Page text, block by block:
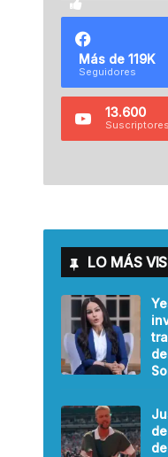
Más de 119K
Seguidores
13.600
Suscriptores
LO MÁS